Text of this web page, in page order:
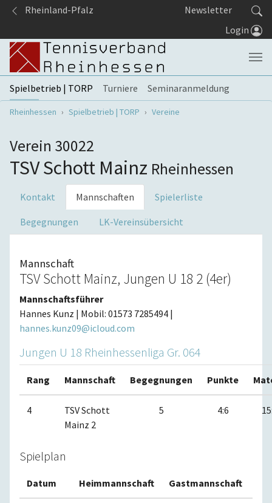
Springe zum Seiteninhalt
Rheinland-Pfalz
Newsletter
Login
Spielbetrieb | TORP Turniere
Seminaranmeldung
Sie sind hier:
Rheinhessen Spielbetrieb | TORP Vereine
Verein 30022
TSV Schott Mainz Rheinhessen
Kontakt Mannschaften Spielerliste
Begegnungen LK-Vereinsübersicht
Mannschaft
TSV Schott Mainz, Jungen U 18 2 (4er)
Mannschaftsführer
Hannes Kunz | Mobil: 01573 7285494 |
hannes.kunz09@icloud.com
Jungen U 18 Rheinhessenliga Gr. 064
Rang Mannschaft Begegnungen Punkte
4
TSV Schott
Mainz 2
5 4:6
Spielplan
Datum Heimmannschaft Gastmannschaft